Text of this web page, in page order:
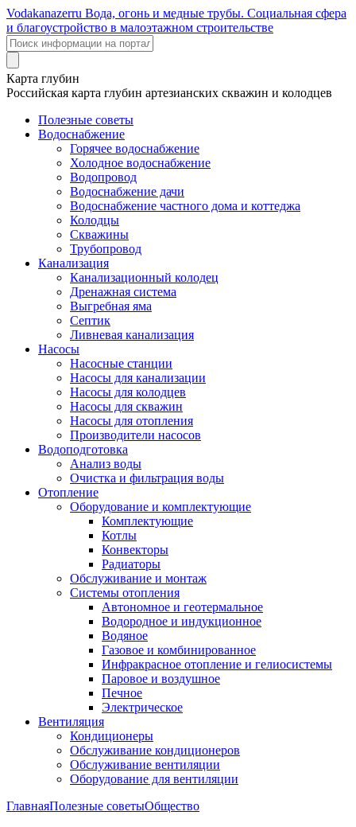
Vodakanazerru Вода, огонь и медные трубы. Социальная сфера
и благоустройство в малоэтажном строительстве
Карта глубин
Российская карта глубин артезианских скважин и колодцев
Полезные советы
Водоснабжение
Горячее водоснабжение
Холодное водоснабжение
Водопровод
Водоснабжение дачи
Водоснабжение частного дома и коттеджа
Колодцы
Скважины
Трубопровод
Канализация
Канализационный колодец
Дренажная система
Выгребная яма
Септик
Ливневая канализация
Насосы
Насосные станции
Насосы для канализации
Насосы для колодцев
Насосы для скважин
Насосы для отопления
Производители насосов
Водоподготовка
Анализ воды
Очистка и фильтрация воды
Отопление
Оборудование и комплектующие
Комплектующие
Котлы
Конвекторы
Радиаторы
Обслуживание и монтаж
Системы отопления
Автономное и геотермальное
Водородное и индукционное
Водяное
Газовое и комбинированное
Инфракрасное отопление и гелиосистемы
Паровое и воздушное
Печное
Электрическое
Вентиляция
Кондиционеры
Обслуживание кондиционеров
Обслуживание вентиляции
Оборудование для вентиляции
ГлавнаяПолезные советыОбщество